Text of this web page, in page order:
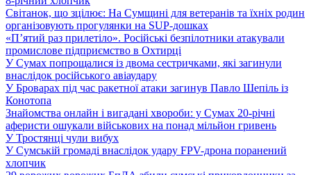
Світанок, що зцілює: На Сумщині для ветеранів та їхніх родин
організовують прогулянки на SUP-дошках
«П’ятий раз прилетіло». Російські безпілотники атакували
промислове підприємство в Охтирці
У Сумах попрощалися із двома сестричками, які загинули
внаслідок російського авіаудару
У Броварах під час ракетної атаки загинув Павло Шепіль із
Конотопа
Знайомства онлайн і вигадані хвороби: у Сумах 20-річні
аферисти ошукали військових на понад мільйон гривень
У Тростянці чули вибух
У Сумській громаді внаслідок удару FPV-дрона поранений
хлопчик